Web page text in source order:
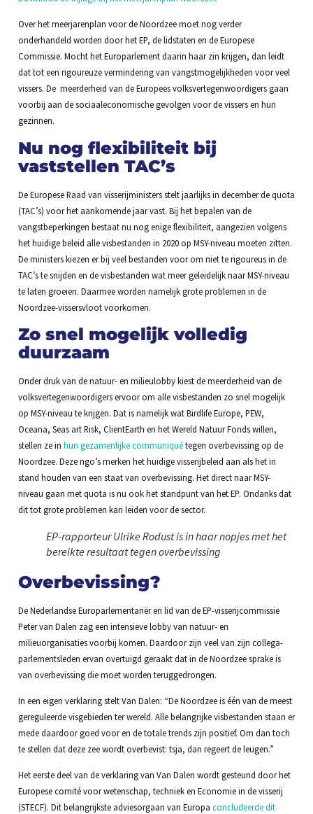
Over het meerjarenplan voor de Noordzee moet nog verder
onderhandeld worden door het EP, de lidstaten en de Europese
Commissie. Mocht het Europarlement daarin haar zin krijgen, dan leidt
dat tot een rigoureuze vermindering van vangstmogelijkheden voor veel
vissers. De meerderheid van de Europees volksvertegenwoordigers gaan
voorbij aan de sociaaleconomische gevolgen voor de vissers en hun
gezinnen.
Nu nog flexibiliteit bij
vaststellen TAC’s
De Europese Raad van visserijministers stelt jaarlijks in december de quota
(TAC’s) voor het aankomende jaar vast. Bij het bepalen van de
vangstbeperkingen bestaat nu nog enige flexibiliteit, aangezien volgens
het huidige beleid alle visbestanden in 2020 op MSY-niveau moeten zitten.
De ministers kiezen er bij veel bestanden voor om niet te rigoureus in de
TAC’s te snijden en de visbestanden wat meer geleidelijk naar MSY-niveau
te laten groeien. Daarmee worden namelijk grote problemen in de
Noordzee-vissersvloot voorkomen.
Zo snel mogelijk volledig
duurzaam
Onder druk van de natuur- en milieulobby kiest de meerderheid van de
volksvertegenwoordigers ervoor om alle visbestanden zo snel mogelijk
op MSY-niveau te krijgen. Dat is namelijk wat Birdlife Europe, PEW,
Oceana, Seas art Risk, ClientEarth en het Wereld Natuur Fonds willen,
stellen ze in hun gezamenlijke communiquétegen overbevissing op de
Noordzee. Deze ngo’s merken het huidige visserijbeleid aan als het in
stand houden van een staat van overbevissing. Het direct naar MSY-
niveau gaan met quota is nu ook het standpunt van het EP. Ondanks dat
dit tot grote problemen kan leiden voor de sector.
EP-rapporteur Ulrike Rodust is in haar nopjes met het
bereikte resultaat tegen overbevissing
Overbevissing?
De Nederlandse Europarlementariër en lid van de EP-visserijcommissie
Peter van Dalen zag een intensieve lobby van natuur- en
milieuorganisaties voorbij komen. Daardoor zijn veel van zijn collega-
parlementsleden ervan overtuigd geraakt dat in de Noordzee sprake is
van overbevissing die moet worden teruggedrongen.
In een eigen verklaring stelt Van Dalen: “De Noordzee is één van de meest
gereguleerde visgebieden ter wereld. Alle belangrijke visbestanden staan er
mede daardoor goed voor en de totale trends zijn positief. Om dan toch
te stellen dat deze zee wordt overbevist: tsja, dan regeert de leugen.”
Het eerste deel van de verklaring van Van Dalen wordt gesteund door het
Europese comité voor wetenschap, techniek en Economie in de visserij
(STECF). Dit belangrijkste adviesorgaan van Europa concludeerde dit